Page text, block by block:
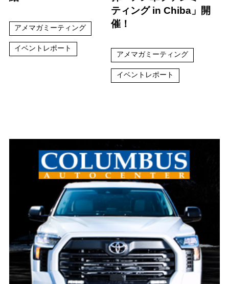
アメマガミーティング
イベントレポート
ティング in Chiba」開
催！
アメマガミーティング
イベントレポート